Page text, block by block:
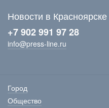
Новости в
+7 902 991 97 28
info@press-line.ru
Город
Общество